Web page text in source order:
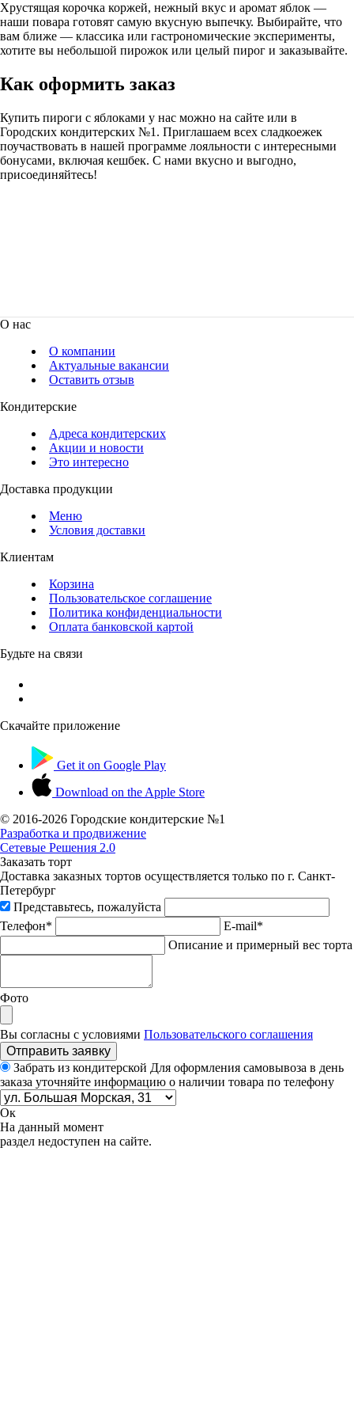
Хрустящая корочка коржей, нежный вкус и аромат яблок —
наши повара готовят самую вкусную выпечку. Выбирайте, что
вам ближе — классика или гастрономические эксперименты,
хотите вы небольшой пирожок или целый пирог и заказывайте.
Как оформить заказ
Купить пироги с яблоками у нас можно на сайте или в
Городских кондитерских №1. Приглашаем всех сладкоежек
поучаствовать в нашей программе лояльности с интересными
бонусами, включая кешбек. С нами вкусно и выгодно,
присоединяйтесь!
О нас
О компании
Актуальные вакансии
Оставить отзыв
Кондитерские
Адреса кондитерских
Акции и новости
Это интересно
Доставка продукции
Меню
Условия доставки
Клиентам
Корзина
Пользовательское соглашение
Политика конфиденциальности
Оплата банковской картой
Будьте на связи
Скачайте приложение
Get it on Google Play
Download on the Apple Store
© 2016-2026 Городские кондитерские №1
Разработка и продвижение
Сетевые Решения 2.0
Заказать торт
Доставка заказных тортов осуществляется только по г. Санкт-
Петербург
Представьтесь, пожалуйста
Телефон*
E-mail*
Описание и примерный вес торта
Фото
Вы согласны с условиями Пользовательского соглашения
Отправить заявку
Забрать из кондитерской Для оформления самовывоза в день
заказа уточняйте информацию о наличии товара по телефону
Ок
На данный момент
раздел недоступен на сайте.